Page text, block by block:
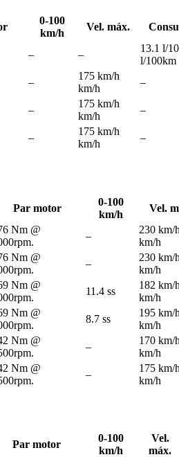
0-100
km/h
Vel. máx.
– –
13.1 l/
l/100km
–
175 km/h
km/h
–
–
175 km/h
km/h
–
–
175 km/h
km/h
–
Par motor
0-100
km/h
Vel.
Nm @
–
230 km/h
km/h
Nm @
–
230 km/h
km/h
Nm @
11.4 ss
182 km/h
km/h
Nm @
8.7 ss
195 km/h
km/h
Nm @
–
170 km/h
km/h
Nm @
–
175 km/h
km/h
Par motor
0-100
km/h
Vel.
máx.